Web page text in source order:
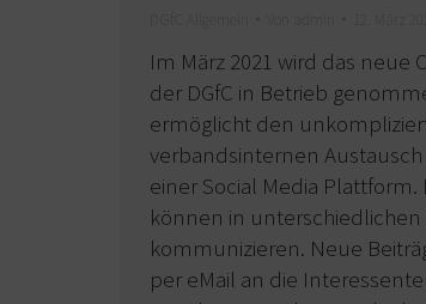
Im März 2021 wird das neue
der DGfC in Betrieb
ermöglicht den
verbandsinternen Austausch
einer Social Media Plattform.
können in unterschiedlichen
kommunizieren. Neue
per eMail an die